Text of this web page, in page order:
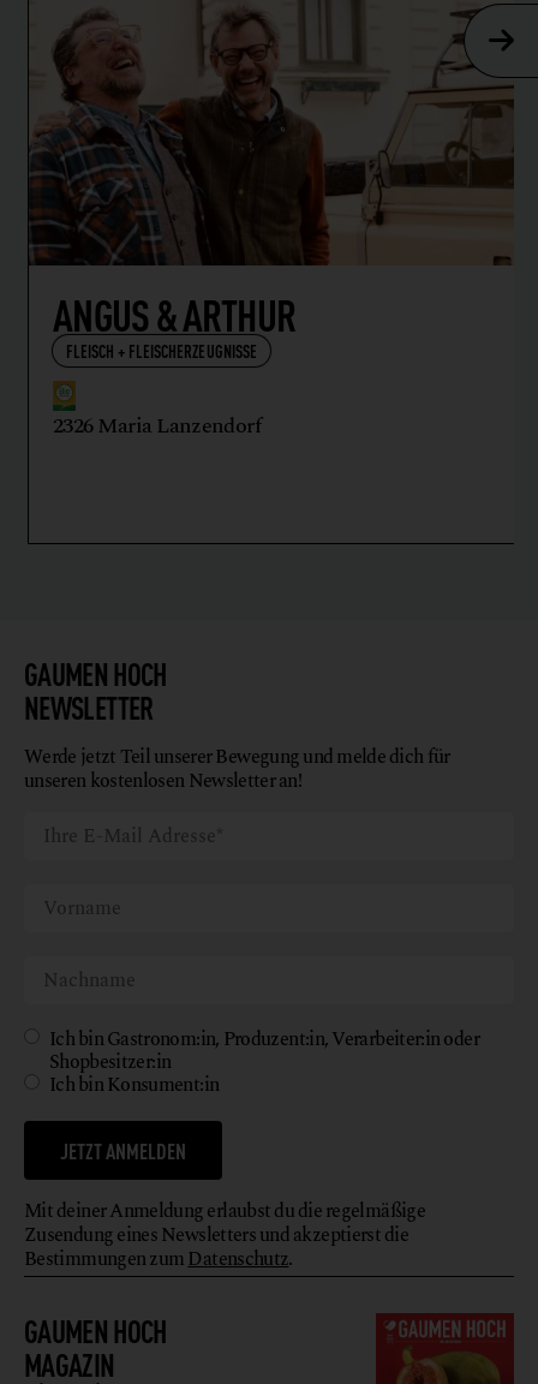
ANGUS & ARTHUR
FLEISCH + FLEISCHERZEUGNISSE
2326 Maria Lanzendorf
GAUMEN HOCH
MAGAZIN
GAUMEN HOCH
NEWSLETTER
Werde jetzt Teil unserer Bewegung und melde dich für
unseren kostenlosen Newsletter an!
Ich bin Gastronom:in, Produzent:in, Verarbeiter:in oder
Shopbesitzer:in
Ich bin Konsument:in
JETZT ANMELDEN
Mit deiner Anmeldung erlaubst du die regelmäßige
Zusendung eines Newsletters und akzeptierst die
Bestimmungen zumDatenschutz.